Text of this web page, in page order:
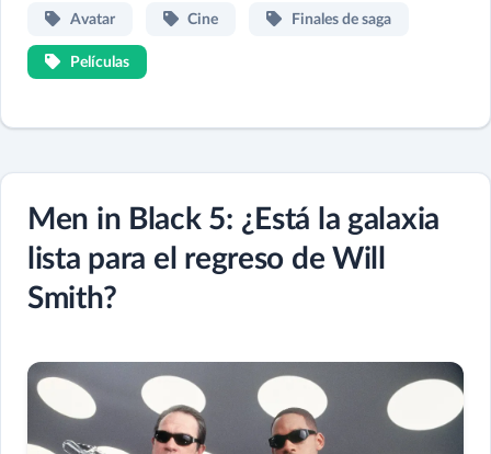
Avatar Cine Finales de saga
Películas
Men in Black 5: ¿Está la galaxia
lista para el regreso de Will
Smith?